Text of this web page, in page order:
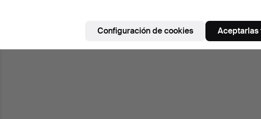
Configuración de cookies Aceptarlas